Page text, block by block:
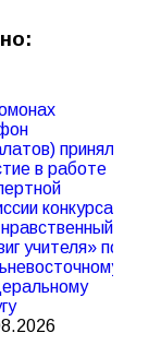
принял
в работе
конкурса
учителя» по